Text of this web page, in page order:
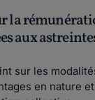
la
aux
sur les
en nature